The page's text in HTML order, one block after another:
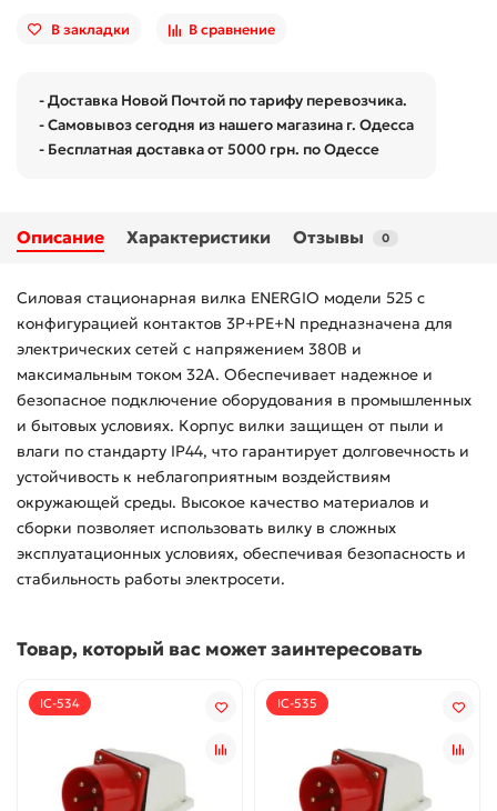
В закладки В сравнение
- Доставка Новой Почтой по тарифу перевозчика.
- Самовывоз сегодня из нашего магазина г. Одесса
- Бесплатная доставка от 5000 грн. по Одессе
Описание Характеристики Отзывы 0
Силовая стационарная вилка ENERGIO модели 525 с
конфигурацией контактов 3P+PE+N предназначена для
электрических сетей с напряжением 380В и
максимальным током 32А. Обеспечивает надежное и
безопасное подключение оборудования в промышленных
и бытовых условиях. Корпус вилки защищен от пыли и
влаги по стандарту IP44, что гарантирует долговечность и
устойчивость к неблагоприятным воздействиям
окружающей среды. Высокое качество материалов и
сборки позволяет использовать вилку в сложных
эксплуатационных условиях, обеспечивая безопасность и
стабильность работы электросети.
Товар, который вас может заинтересовать
IC-534 IC-535